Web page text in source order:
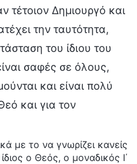
τέτοιον Δημιουργό και
την ταυτότητα,
του ίδιου του
σαφές σε όλους,
και είναι πολύ
και για τον
με το να γνωρίζει κανείς
ο Θεός, ο μοναδικός Ι΄